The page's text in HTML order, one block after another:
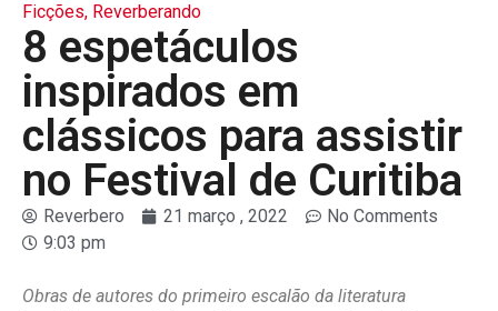
Ficções, Reverberando
8 espetáculos
inspirados em
clássicos para assistir
no Festival de Curitiba
Reverbero 21 março , 2022
No Comments
9:03 pm
Obras de autores do primeiro escalão da literatura